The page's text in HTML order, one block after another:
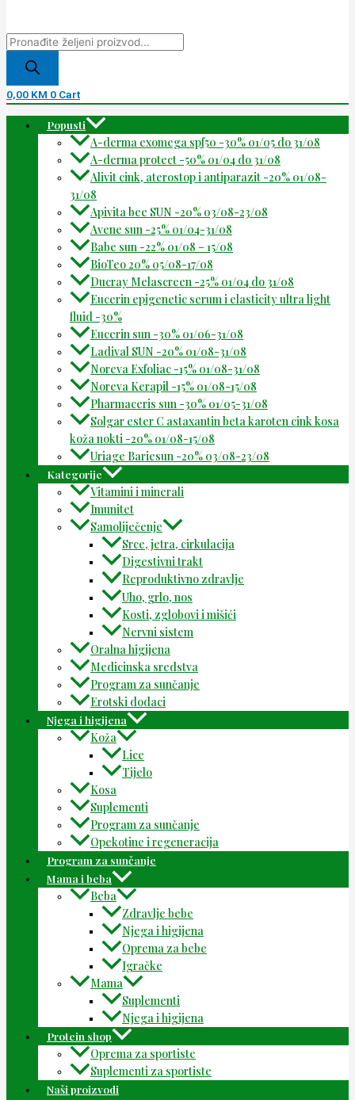
0,00 KM 0 Cart
Popusti
A-derma exomega spf50 -30% 01/05 do 31/08
A-derma protect -50% 01/04 do 31/08
Alivit cink, aterostop i antiparazit -20% 01/08-
31/08
Apivita bee SUN -20% 03/08-23/08
Avene sun -25% 01/04-31/08
Babe sun -22% 01/08 – 15/08
BioTeo 20% 05/08-17/08
Ducray Melascreen -25% 01/04 do 31/08
Eucerin epigenetic serum i elasticity ultra light
fluid -30%
Eucerin sun -30% 01/06-31/08
Ladival SUN -20% 01/08-31/08
Noreva Exfoliac -15% 01/08-31/08
Noreva Kerapil -15% 01/08-15/08
Pharmaceris sun -30% 01/05-31/08
Solgar ester C astaxantin beta karoten cink kosa
koža nokti -20% 01/08-15/08
Uriage Bariesun -20% 03/08-23/08
Kategorije
Vitamini i minerali
Imunitet
Samoliječenje
Srce, jetra, cirkulacija
Digestivni trakt
Reproduktivno zdravlje
Uho, grlo, nos
Kosti, zglobovi i mišići
Nervni sistem
Oralna higijena
Medicinska sredstva
Program za sunčanje
Erotski dodaci
Njega i higijena
Koža
Lice
Tijelo
Kosa
Suplementi
Program za sunčanje
Opekotine i regeneracija
Program za sunčanje
Mama i beba
Beba
Zdravlje bebe
Njega i higijena
Oprema za bebe
Igračke
Mama
Suplementi
Njega i higijena
Protein shop
Oprema za sportiste
Suplementi za sportiste
Naši proizvodi